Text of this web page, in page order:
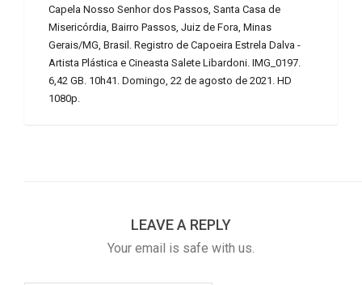
Capela Nosso Senhor dos Passos, Santa Casa de
Misericórdia, Bairro Passos, Juiz de Fora, Minas
Gerais/MG, Brasil. Registro de Capoeira Estrela Dalva -
Artista Plástica e Cineasta Salete Libardoni. IMG_0197.
6,42 GB. 10h41. Domingo, 22 de agosto de 2021. HD
1080p.
LEAVE A REPLY
Your email is safe with us.